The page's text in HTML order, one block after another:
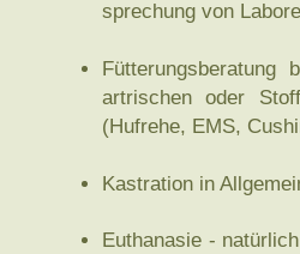
sprechung von
artrischen oder
(Hufrehe, EMS,
Kastration in
Euthanasie -